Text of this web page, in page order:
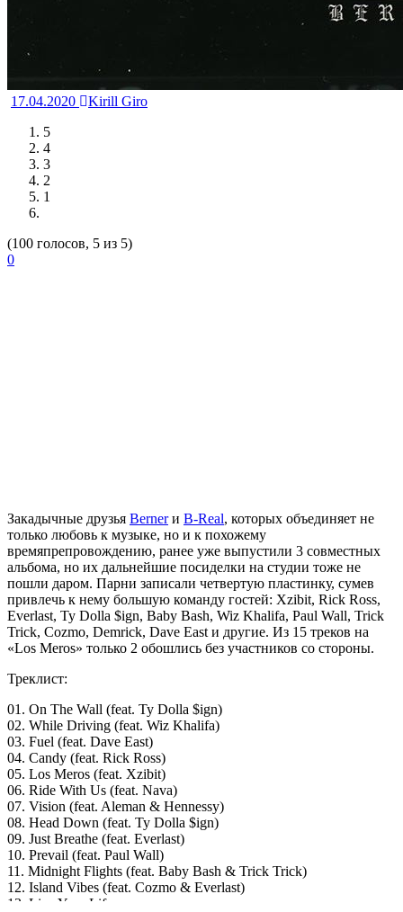
17.04.2020
Kirill Giro
5
4
3
2
1
(100 голосов, 5 из 5)
0
Закадычные друзья Bernerи B-Real, которых объединяет не
только любовь к музыке, но и к похожему
времяпрепровождению, ранее уже выпустили 3 совместных
альбома, но их дальнейшие посиделки на студии тоже не
пошли даром. Парни записали четвертую пластинку, сумев
привлечь к нему большую команду гостей: Xzibit, Rick Ross,
Everlast, Ty Dolla $ign, Baby Bash, Wiz Khalifa, Paul Wall, Trick
Trick, Cozmo, Demrick, Dave East и другие. Из 15 треков на
«Los Meros» только 2 обошлись без участников со стороны.
Треклист:
01. On The Wall (feat. Ty Dolla $ign)
02. While Driving (feat. Wiz Khalifa)
03. Fuel (feat. Dave East)
04. Candy (feat. Rick Ross)
05. Los Meros (feat. Xzibit)
06. Ride With Us (feat. Nava)
07. Vision (feat. Aleman & Hennessy)
08. Head Down (feat. Ty Dolla $ign)
09. Just Breathe (feat. Everlast)
10. Prevail (feat. Paul Wall)
11. Midnight Flights (feat. Baby Bash & Trick Trick)
12. Island Vibes (feat. Cozmo & Everlast)
13. Live Your Life